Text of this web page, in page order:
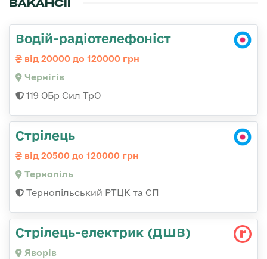
ВАКАНСІЇ
Водій-радіотелефоніст
від 20000 до 120000 грн
Чернігів
119 ОБр Сил ТрО
Стрілець
від 20500 до 120000 грн
Тернопіль
Тернопільський РТЦК та СП
Стрілець-електрик (ДШВ)
Яворів